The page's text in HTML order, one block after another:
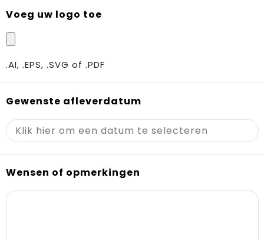
Voeg uw logo toe
.AI, .EPS, .SVG of .PDF
Gewenste afleverdatum
Wensen of opmerkingen